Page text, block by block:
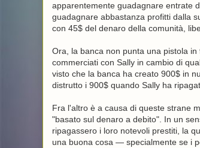
apparentemente guadagnare entrate
guadagnare abbastanza profitti dalla
con 45$ del denaro della comunità,
Ora, la banca non punta una pistola
commerciati con Sally in cambio di
visto che la banca ha creato 900$ in
distrutto i 900$ quando Sally ha
Fra l'altro è a causa di queste strane
"basato sul denaro a debito". In un
ripagassero i loro notevoli prestiti, la
una buona cosa — specialmente se i